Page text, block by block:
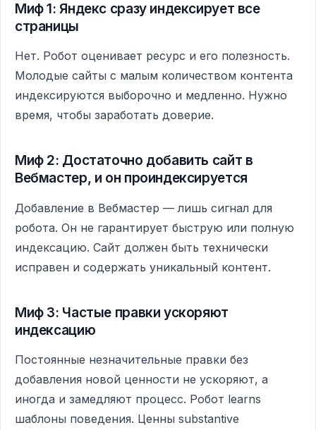
Миф 1: Яндекс сразу индексирует все
страницы
Нет. Робот оценивает ресурс и его полезность.
Молодые сайты с малым количеством контента
индексируются выборочно и медленно. Нужно
время, чтобы заработать доверие.
Миф 2: Достаточно добавить сайт в
Вебмастер, и он проиндексируется
Добавление в Вебмастер — лишь сигнал для
робота. Он не гарантирует быструю или полную
индексацию. Сайт должен быть технически
исправен и содержать уникальный контент.
Миф 3: Частые правки ускоряют
индексацию
Постоянные незначительные правки без
добавления новой ценности не ускоряют, а
иногда и замедляют процесс. Робот learns
шаблоны поведения. Ценны substantive